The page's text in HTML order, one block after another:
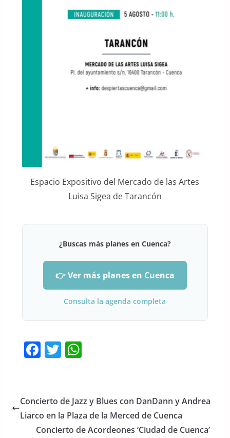
Espacio Expositivo del Mercado de las Artes
Luisa Sigea de Tarancón
¿Buscas más planes en Cuenca?
👉 Ver más planes en Cuenca
Consulta la agenda completa
F
e
b
o
T
er
W
s
A
p
Concierto de Jazz y Blues con DanDann y Andrea
Liarco en la Plaza de la Merced de Cuenca
Concierto de Acordeones ‘Ciudad de Cuenca’